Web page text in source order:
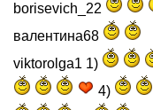
borisevich_22
валентина68
viktorolga1 1)
4)